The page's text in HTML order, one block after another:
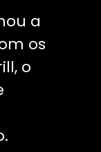
a
os
o